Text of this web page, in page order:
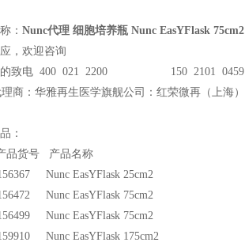
： Nunc代理 细胞培养瓶 Nunc EasYFlask 75cm2
，欢迎咨询
的致电 400 021 2200 150 2101 0459
商：华雅再生医学旗舰公司：红荣微再（上海
：
品货号 产品名称
Nunc EasYFlask 25cm2
Nunc EasYFlask 75cm2
Nunc EasYFlask 75cm2
Nunc EasYFlask 175cm2